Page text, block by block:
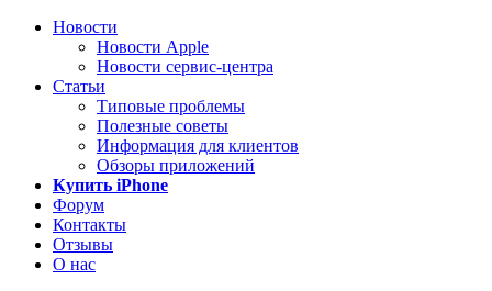
Новости
Новости Apple
Новости сервис-центра
Статьи
Типовые проблемы
Полезные советы
Информация для клиентов
Обзоры приложений
Купить iPhone
Форум
Контакты
Отзывы
О нас